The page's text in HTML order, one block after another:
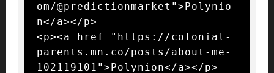
om/@predictionmarket">Polynio
n</a></p>
<p><a href="https://colonial-
parents.mn.co/posts/about-me-
102119101">Polynion</a></p>